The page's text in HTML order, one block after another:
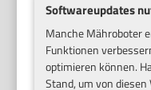
Softwareupdates
Manche Mähroboter
Funktionen
optimieren können.
Stand, um von